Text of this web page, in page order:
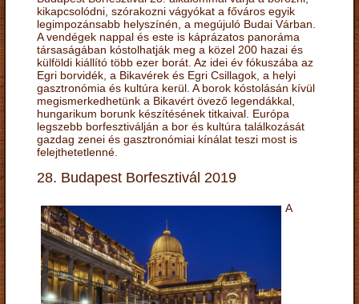
kikapcsolódni, szórakozni vágyókat a főváros egyik
legimpozánsabb helyszínén, a megújuló Budai Várban.
A vendégek nappal és este is káprázatos panoráma
társaságában kóstolhatják meg a közel 200 hazai és
külföldi kiállító több ezer borát. Az idei év fókuszába az
Egri borvidék, a Bikavérek és Egri Csillagok, a helyi
gasztronómia és kultúra kerül. A borok kóstolásán kívül
megismerkedhetünk a Bikavért övező legendákkal,
hungarikum borunk készítésének titkaival. Európa
legszebb borfesztiválján a bor és kultúra találkozását
gazdag zenei és gasztronómiai kínálat teszi most is
felejthetetlenné.
28. Budapest Borfesztivál 2019
A